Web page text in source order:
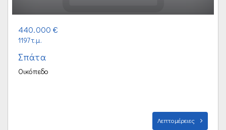
440.000 €
1197τ.μ.
Σπάτα
Οικόπεδο
Λεπτομέρειες